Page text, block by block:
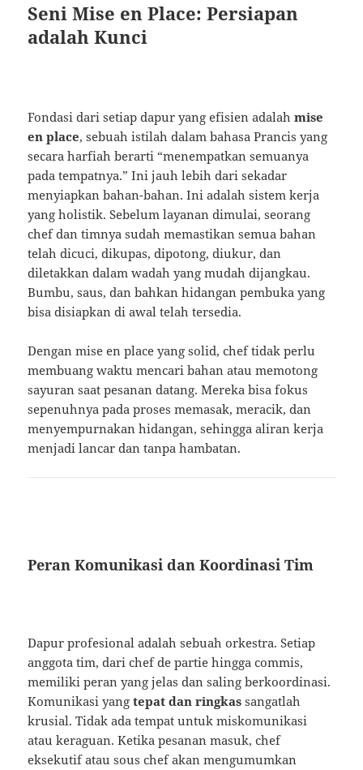
Seni Mise en Place: Persiapan
adalah Kunci
Fondasi dari setiap dapur yang efisien adalahmise
en place, sebuah istilah dalam bahasa Prancis yang
secara harfiah berarti “menempatkan semuanya
pada tempatnya.” Ini jauh lebih dari sekadar
menyiapkan bahan-bahan. Ini adalah sistem kerja
yang holistik. Sebelum layanan dimulai, seorang
chef dan timnya sudah memastikan semua bahan
telah dicuci, dikupas, dipotong, diukur, dan
diletakkan dalam wadah yang mudah dijangkau.
Bumbu, saus, dan bahkan hidangan pembuka yang
bisa disiapkan di awal telah tersedia.
Dengan mise en place yang solid, chef tidak perlu
membuang waktu mencari bahan atau memotong
sayuran saat pesanan datang. Mereka bisa fokus
sepenuhnya pada proses memasak, meracik, dan
menyempurnakan hidangan, sehingga aliran kerja
menjadi lancar dan tanpa hambatan.
Peran Komunikasi dan Koordinasi Tim
Dapur profesional adalah sebuah orkestra. Setiap
anggota tim, dari chef de partie hingga commis,
memiliki peran yang jelas dan saling berkoordinasi.
Komunikasi yangtepat dan ringkas sangatlah
krusial. Tidak ada tempat untuk miskomunikasi
atau keraguan. Ketika pesanan masuk, chef
eksekutif atau sous chef akan mengumumkan